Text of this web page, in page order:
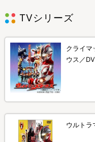
TVシリーズ
クライマ
ウス／
ウルトラ